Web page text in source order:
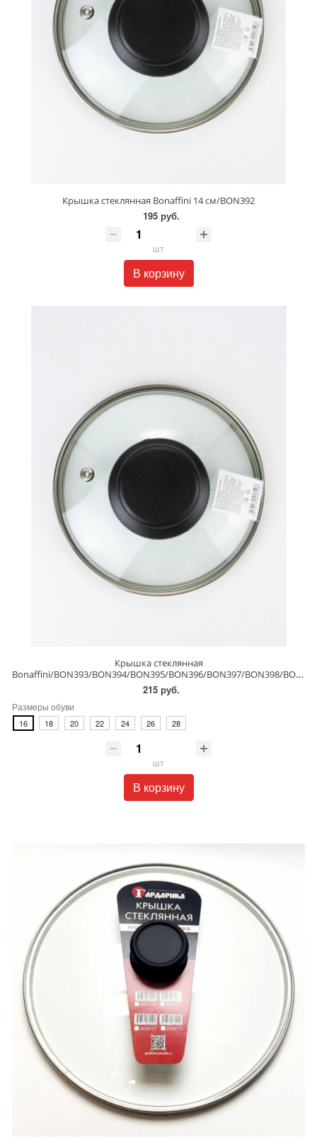
Крышка стеклянная Bonaffini 14 см/BON392
195 руб.
шт
В корзину
Крышка стеклянная
Bonaffini/BON393/BON394/BON395/BON396/BON397/BON398/BON399
215 руб.
Размеры обуви
16 18 20 22 24 26 28
шт
В корзину